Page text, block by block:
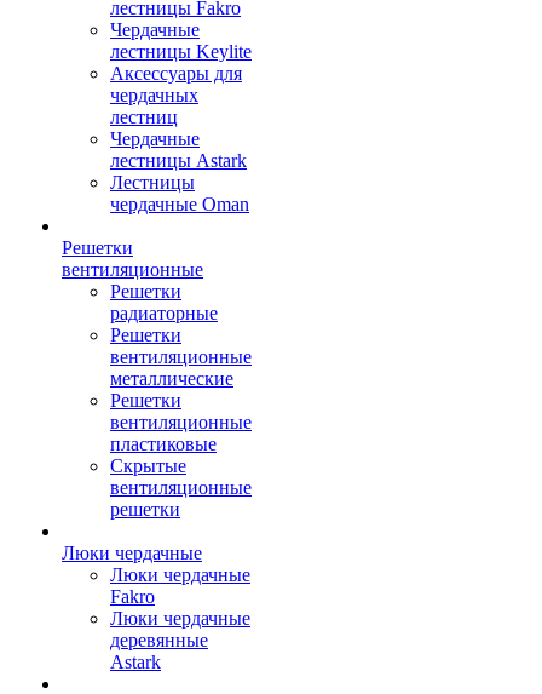
лестницы Fakro
Чердачные
лестницы Keylite
Аксессуары для
чердачных
лестниц
Чердачные
лестницы Astark
Лестницы
чердачные Oman
Решетки
вентиляционные
Решетки
радиаторные
Решетки
вентиляционные
металлические
Решетки
вентиляционные
пластиковые
Скрытые
вентиляционные
решетки
Люки чердачные
Люки чердачные
Fakro
Люки чердачные
деревянные
Astark